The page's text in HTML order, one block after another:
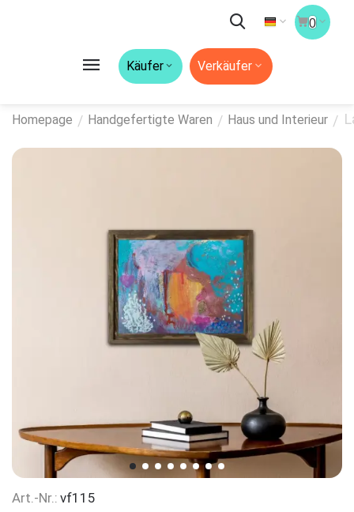
0
Käufer Verkäufer
Homepage / Handgefertigte Waren / Haus und Interieur /
Art.-Nr.: vf115